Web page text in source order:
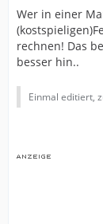
Wer in einer
rechnen! Das
besser hin..
Einmal editiert,